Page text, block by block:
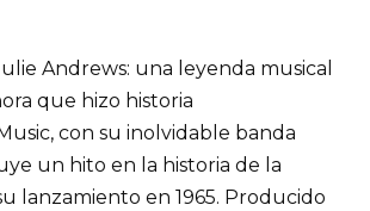
Andrews: una leyenda musical
que hizo historia
con su inolvidable banda
un hito en la historia de la
lanzamiento en 1965. Producido